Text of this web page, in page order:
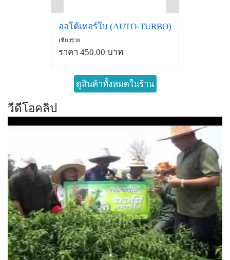
ออโต้เทอร์โบ (AUTO-TURBO)
เชียงราย
ราคา 450.00 บาท
ดูสินค้าทั้งหมดในร้าน
วีดีโอคลิป